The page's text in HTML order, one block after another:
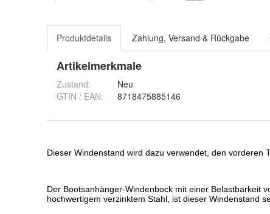
Produktdetails Zahlung, Versand & Rückgabe
Artikelmerkmale
Zustand:
Neu
GTIN / EAN:
8718475885146